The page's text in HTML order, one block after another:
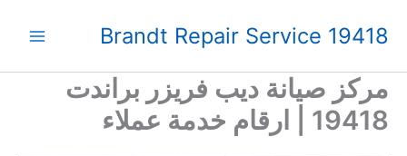
Brandt Repair Service 19418
مركز صيانة ديب فريزر براندت
19418 | ارقام خدمة عملاء